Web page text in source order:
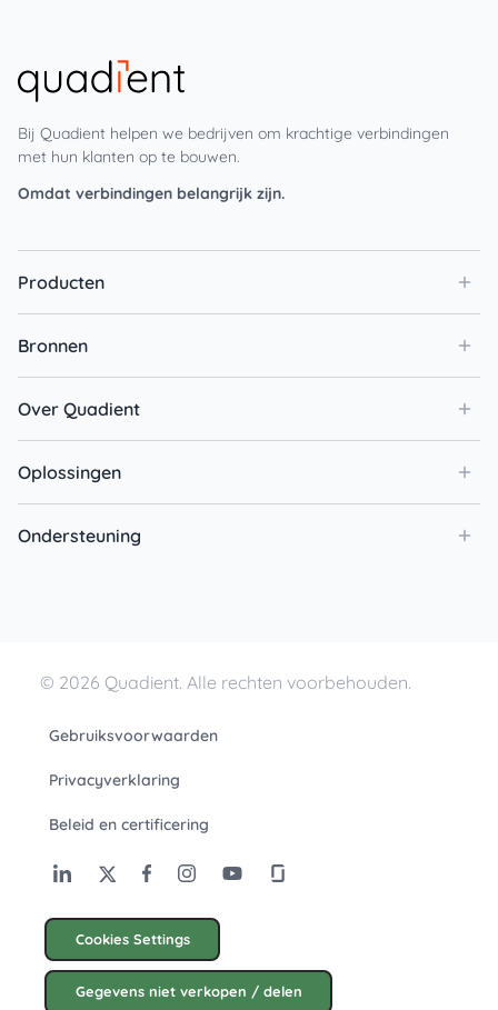
Bij Quadient helpen we bedrijven om krachtige verbindingen
met hun klanten op te bouwen.
Omdat verbindingen belangrijk zijn.
Producten
Bronnen
Over Quadient
Oplossingen
Ondersteuning
© 2026 Quadient. Alle rechten voorbehouden.
Gebruiksvoorwaarden
Privacyverklaring
Beleid en certificering
Cookies Settings
Gegevens niet verkopen / delen